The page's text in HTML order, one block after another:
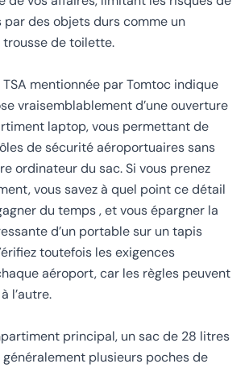
par des objets durs comme un
trousse de toilette.
mentionnée par Tomtoc indique
vraisemblablement d’une ouverture
laptop, vous permettant de
de sécurité aéroportuaires sans
ordinateur du sac. Si vous prenez
vous savez à quel point ce détail
du temps , et vous épargner la
d’un portable sur un tapis
toutefois les exigences
aéroport, car les règles peuvent
l’autre.
principal, un sac de 28 litres
plusieurs poches de